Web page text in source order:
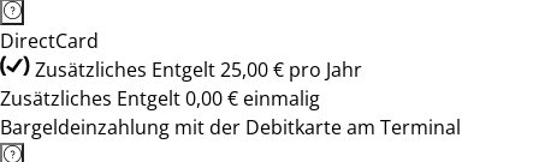
DirectCard
Zusätzliches Entgelt 25,00 € pro Jahr
Zusätzliches Entgelt 0,00 € einmalig
Bargeldeinzahlung mit der Debitkarte am Terminal